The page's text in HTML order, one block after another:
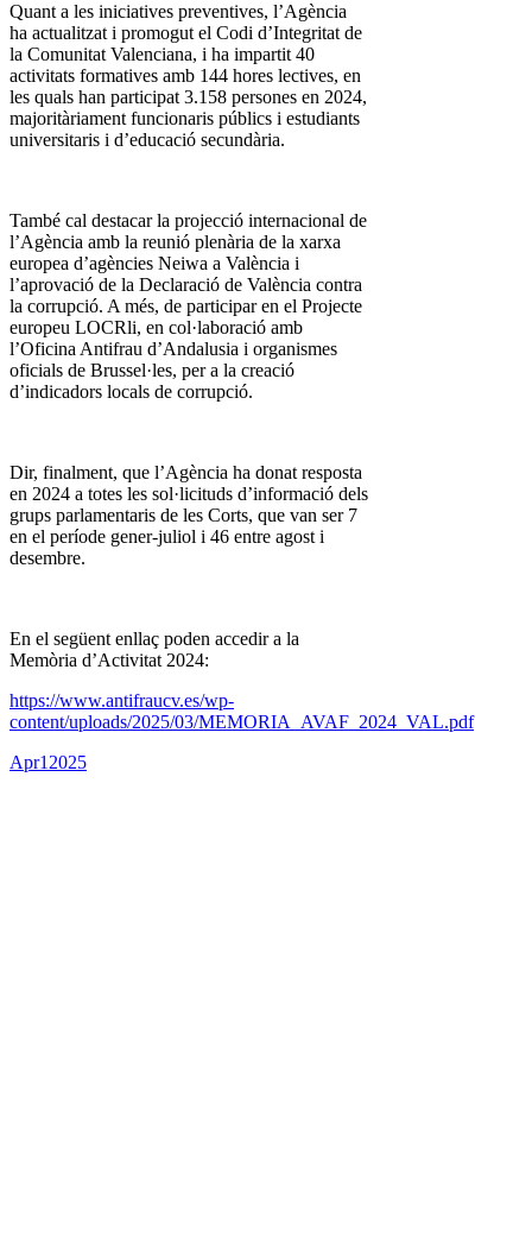
Quant a les iniciatives preventives, l’Agència
ha actualitzat i promogut el Codi d’Integritat de
la Comunitat Valenciana, i ha impartit 40
activitats formatives amb 144 hores lectives, en
les quals han participat 3.158 persones en 2024,
majoritàriament funcionaris públics i estudiants
universitaris i d’educació secundària.
També cal destacar la projecció internacional de
l’Agència amb la reunió plenària de la xarxa
europea d’agències Neiwa a València i
l’aprovació de la Declaració de València contra
la corrupció. A més, de participar en el Projecte
europeu LOCRli, en col·laboració amb
l’Oficina Antifrau d’Andalusia i organismes
oficials de Brussel·les, per a la creació
d’indicadors locals de corrupció.
Dir, finalment, que l’Agència ha donat resposta
en 2024 a totes les sol·licituds d’informació dels
grups parlamentaris de les Corts, que van ser 7
en el període gener-juliol i 46 entre agost i
desembre.
En el següent enllaç poden accedir a la
Memòria d’Activitat 2024:
https://www.antifraucv.es/wp-
content/uploads/2025/03/MEMORIA_AVAF_2024_VAL.pdf
Apr1 2025